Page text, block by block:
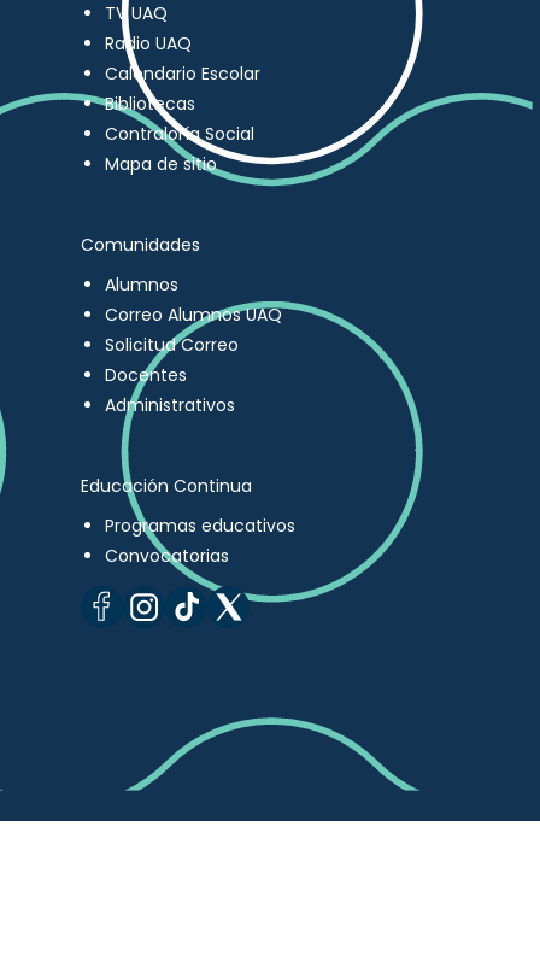
TV UAQ
Radio UAQ
Calendario Escolar
Bibliotecas
Contraloría Social
Mapa de sitio
Comunidades
Alumnos
Correo Alumnos UAQ
Solicitud Correo
Docentes
Administrativos
Educación Continua
Programas educativos
Convocatorias